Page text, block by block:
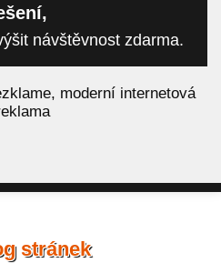
návštěvnost zdarma.
moderní internetová
stránek